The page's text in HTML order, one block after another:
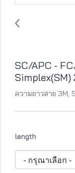
SC/APC -
Simplex(SM)
ความยาวสาย 3M,
length